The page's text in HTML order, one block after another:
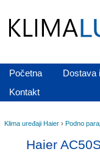
Početna Dostava
Kontakt
Klima uređaji Haier › Podno
Haier